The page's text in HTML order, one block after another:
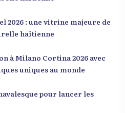
et à rejeter toute forme
insisté sur
un problème avec la
» Il a encouragé la jeunesse
et la responsabilité.
rappelé que la jeunesse
2026 : une vitrine majeure de
haïtienne
à Milano Cortina 2026 avec
uniques au monde
pour lancer les